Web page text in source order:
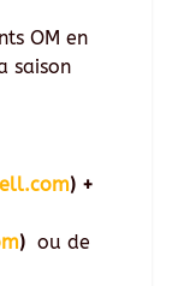
OM en
saison
) +
) ou de